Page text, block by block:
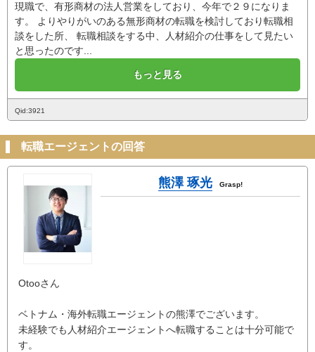
現職で、有形商材の法人営業をしており、今年で２９になりま
す。 よりやりがいのある無形商材の転職を検討しており転職相
談をした所、 転職相談をする中、人材紹介の仕事をして見たい
と思ったのです...
もっと見る
Qid:3921
転職エージェントの回答
熊澤 琢光 Grasp!
Otooさん
ベトナム・海外転職エージェントの熊澤でございます。
未経験でも人材紹介エージェントへ転職することは十分可能で
す。